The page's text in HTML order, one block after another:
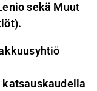
sekä Muut